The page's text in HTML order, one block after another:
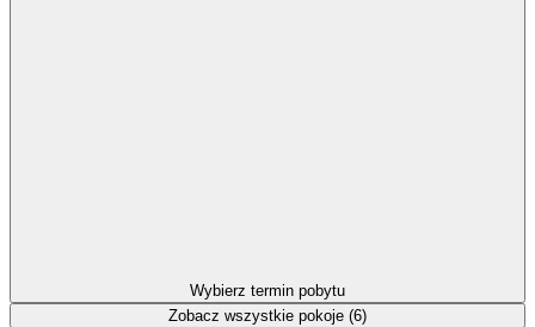
Wybierz termin pobytu
Zobacz wszystkie pokoje (6)